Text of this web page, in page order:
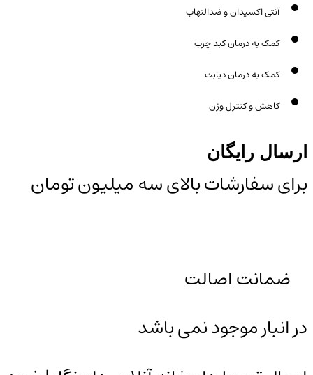
آنتی اکسیدان و ضدالتهاب
کمک به درمان کبد چرب
کمک به درمان دیابت
کاهش و کنترل وزن
ارسال رایگان
برای سفارشات بالای سه میلیون تومان
ضمانت اصالت
در انبار موجود نمی باشد